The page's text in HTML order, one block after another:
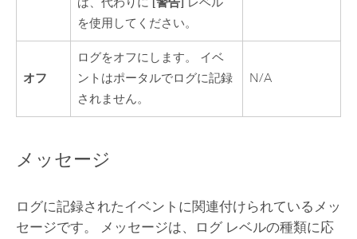
を使用してください。
オフ
ログをオフにします。 イベ
ントはポータルでログに記録
されません。
N/A
メッセージ
ログに記録されたイベントに関連付けられているメッ
セージです。 メッセージは、ログ レベルの種類に応